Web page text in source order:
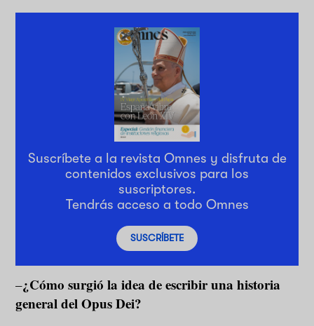
Suscríbete a la revista Omnes y disfruta de
contenidos exclusivos para los
suscriptores.
Tendrás acceso a todo Omnes
SUSCRÍBETE
–¿Cómo surgió la idea de escribir una historia
general del Opus Dei?